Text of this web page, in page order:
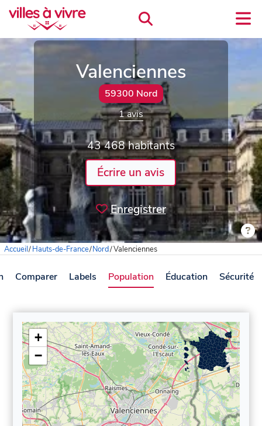
Valenciennes
59300 Nord
1 avis
43 468 habitants
Écrire un avis
Enregistrer
Accueil/Hauts-de-France/Nord/Valenciennes
Comparer Labels Population Éducation Sécurité
+
−